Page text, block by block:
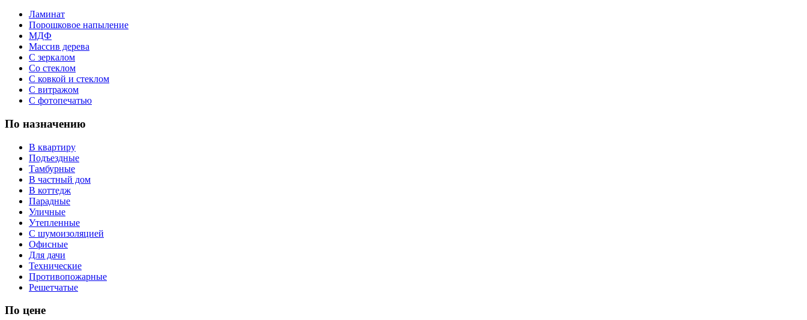
Ламинат
Порошковое напыление
МДФ
Массив дерева
С зеркалом
Со стеклом
С ковкой и стеклом
С витражом
С фотопечатью
По назначению
В квартиру
Подъездные
Тамбурные
В частный дом
В коттедж
Парадные
Уличные
Утепленные
С шумоизоляцией
Офисные
Для дачи
Технические
Противопожарные
Решетчатые
По цене